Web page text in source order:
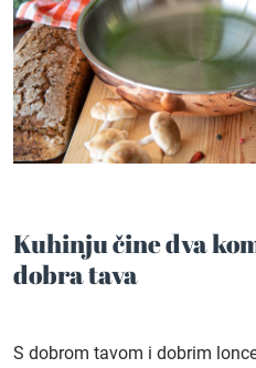
Kuhinju čine dva
dobra tava
S dobrom tavom i dobrim